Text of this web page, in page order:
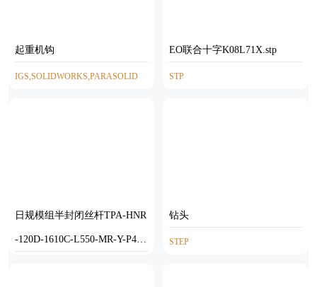
起重机钩
IGS,SOLIDWORKS,PARASOLID
EO联合十字K08L71X.stp
STP
日规模组半封闭丝杆TPA-HNR
-120D-1610C-L550-MR-Y-P40-
钻头
STEP